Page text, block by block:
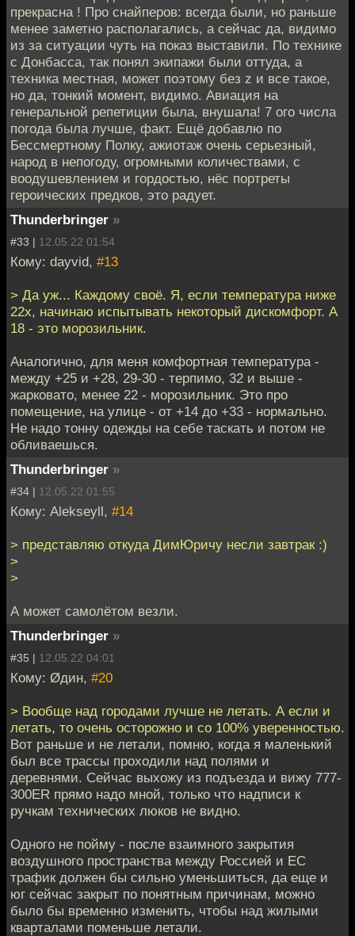
прекрасна ! Про снайперов: всегда были, но раньше
менее заметно располагались, а сейчас да, видимо
из за ситуации чуть на показ выставили. По технике
с Донбасса, так понял экипажи были оттуда, а
техника местная, может поэтому без z и все такое,
но да, тонкий момент, видимо. Авиация на
генеральной репетиции была, внушала! 7 ого числа
погода была лучше, факт. Ещё добавлю по
Бессмертному Полку, ажиотаж очень серьезный,
народ в непогоду, огромными количествами, с
воодушевлением и гордостью, нёс портреты
героических предков, это радует.
Thunderbringer »
#33 | 12.05.22 01:54
Кому: dayvid, #13
> Да уж... Каждому своё. Я, если температура ниже
22х, начинаю испытывать некоторый дискомфорт. А
18 - это морозильник.
Аналогично, для меня комфортная температура -
между +25 и +28, 29-30 - терпимо, 32 и выше -
жарковато, менее 22 - морозильник. Это про
помещение, на улице - от +14 до +33 - нормально.
Не надо тонну одежды на себе таскать и потом не
обливаешься.
Thunderbringer »
#34 | 12.05.22 01:55
Кому: Alekseyll, #14
> представляю откуда ДимЮричу несли завтрак :)
>
>
А может самолётом везли.
Thunderbringer »
#35 | 12.05.22 04:01
Кому: Øдин, #20
> Вообще над городами лучше не летать. А если и
летать, то очень осторожно и со 100% уверенностью.
Вот раньше и не летали, помню, когда я маленький
был все трассы проходили над полями и
деревнями. Сейчас выхожу из подъезда и вижу 777-
300ER прямо надо мной, только что надписи к
ручкам технических люков не видно.
Одного не пойму - после взаимного закрытия
воздушного пространства между Россией и ЕС
трафик должен бы сильно уменьшиться, да еще и
юг сейчас закрыт по понятным причинам, можно
было бы временно изменить, чтобы над жилыми
кварталами поменьше летали.